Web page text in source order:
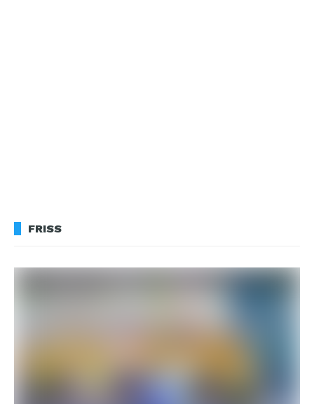
FRISS